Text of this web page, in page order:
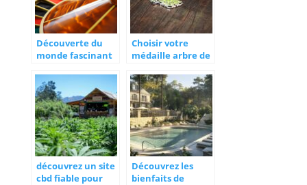
Découverte du
monde fascinant
Choisir votre
médaille arbre de
connexion
spirituelle
profonde
découvrez un site
cbd fiable pour
Découvrez les
bienfaits de